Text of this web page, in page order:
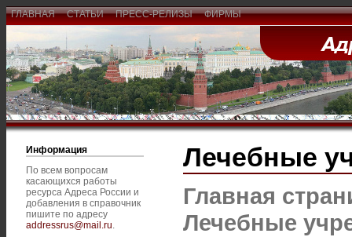
ГЛАВНАЯ СТАТЬИ ПРЕСС-РЕЛИЗЫ ФИРМЫ
Информация
По всем вопросам
касающихся работы
ресурса Адреса России и
добавления в справочник
пишите по адресу
addressrus@mail.ru.
Лечебные
Главная
Лечебные